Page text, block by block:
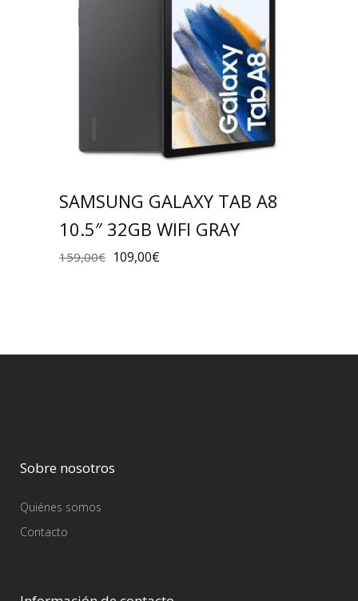
SAMSUNG GALAXY TAB A8
10.5″ 32GB WIFI GRAY
159,00€ 109,00€
Sobre nosotros
Quiénes somos
Contacto